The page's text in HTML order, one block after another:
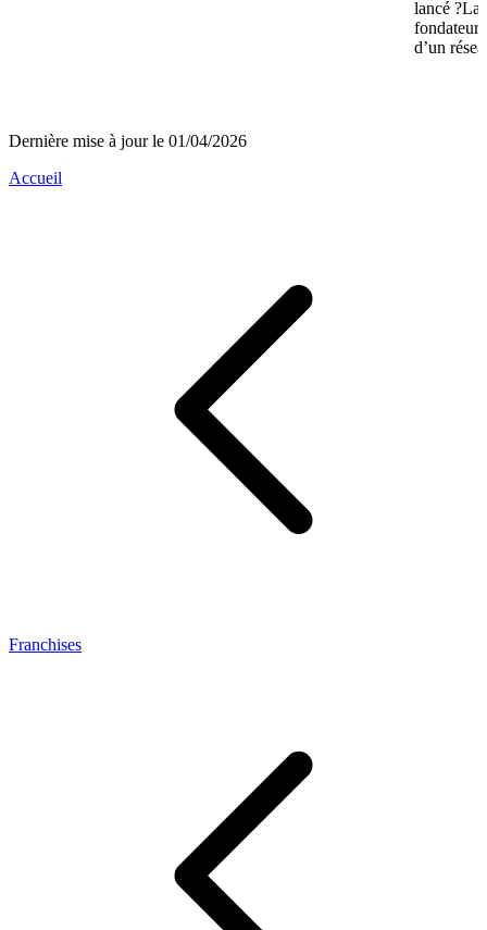
lancé ?La
d’un
Dernière mise à jour le 01/04/2026
Accueil
Franchises